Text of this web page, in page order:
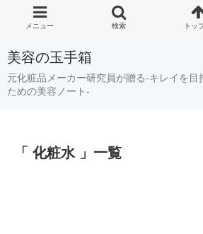
美容の玉手箱
元化粧品メーカー研究員が贈る-キレイを
ための美容ノート-
「 化粧水 」一覧